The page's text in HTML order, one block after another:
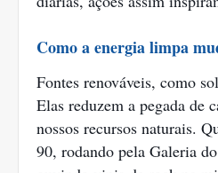
Como a energia limpa
Fontes renováveis, como
Elas reduzem a pegada de
nossos recursos naturais.
90, rodando pela Galeria